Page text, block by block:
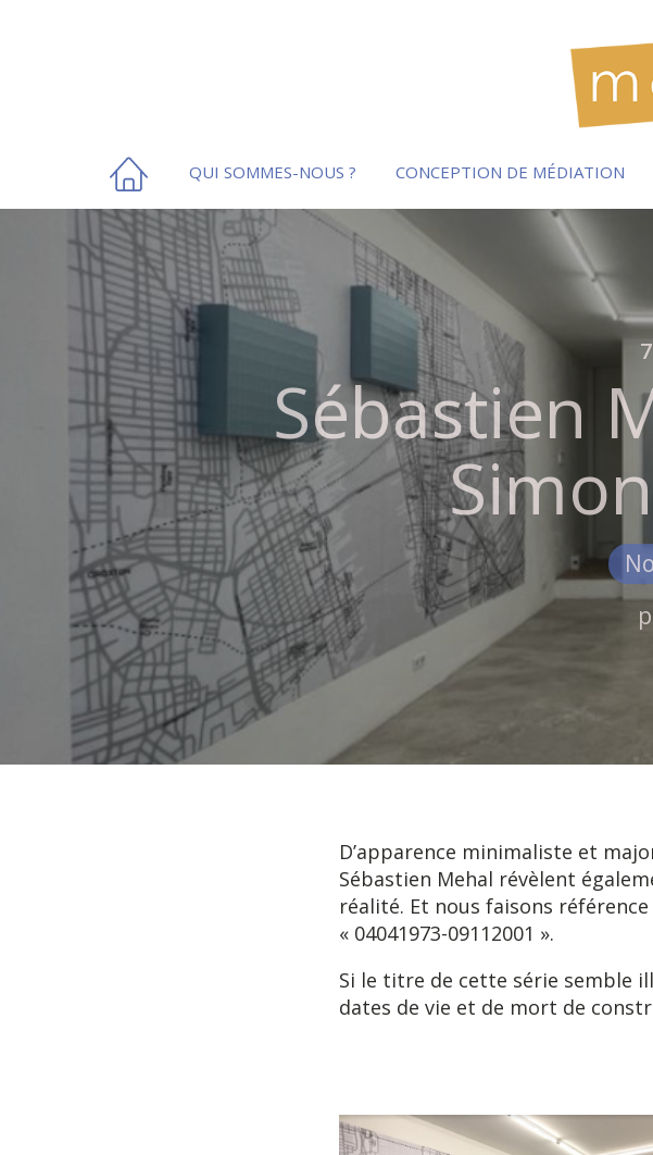
QUI SOMMES-NOUS ? CONCEPTION DE MÉDIATION
Sébastien
D’apparence minimaliste et
Sébastien Mehal révèlent
réalité. Et nous faisons
« 04041973-09112001 ».
Si le titre de cette série semble
dates de vie et de mort de